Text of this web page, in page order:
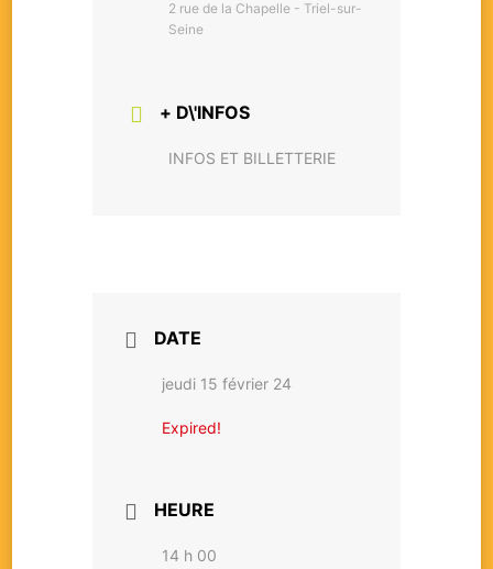
2 rue de la Chapelle - Triel-sur-
Seine
+ D\'INFOS
INFOS ET BILLETTERIE
DATE
jeudi 15 février 24
Expired!
HEURE
14 h 00